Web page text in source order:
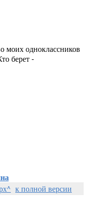
моих одноклассников
берет -
к полной версии